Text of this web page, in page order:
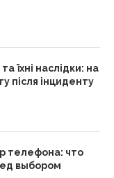
їхні наслідки: на
після інциденту
телефона: что
выбором